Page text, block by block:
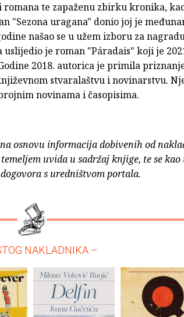
romana te zapaženu zbirku kronika,
"Sezona uragana" donio joj je
našao se u užem izboru za
je roman "Páradais" koji je
2018. autorica je primila
stvaralaštvu i novinarstvu.
novinama i časopisima.
osnovu informacija dobivenih od
uvida u sadržaj knjige, te se kao
s uredništvom portala.
NAKLADNIKA –